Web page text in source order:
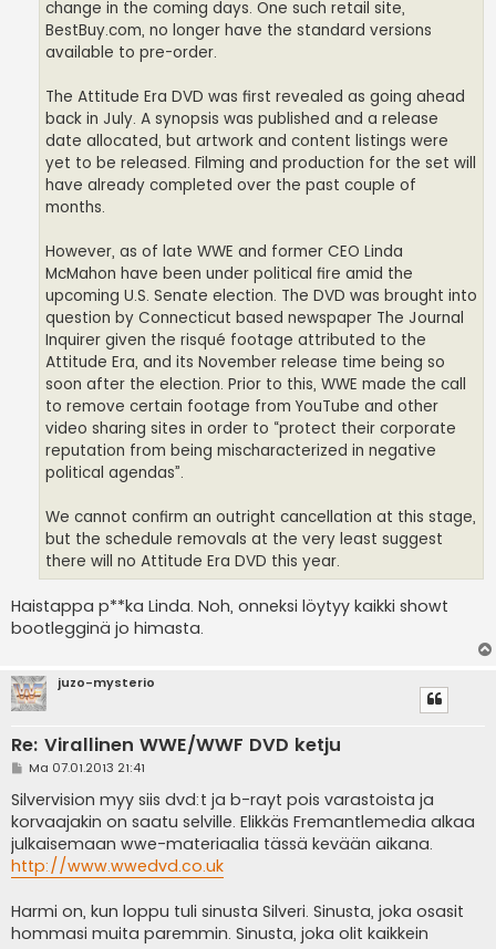
change in the coming days. One such retail site,
BestBuy.com, no longer have the standard versions
available to pre-order.
The Attitude Era DVD was first revealed as going ahead
back in July. A synopsis was published and a release
date allocated, but artwork and content listings were
yet to be released. Filming and production for the set will
have already completed over the past couple of
months.
However, as of late WWE and former CEO Linda
McMahon have been under political fire amid the
upcoming U.S. Senate election. The DVD was brought into
question by Connecticut based newspaper The Journal
Inquirer given the risqué footage attributed to the
Attitude Era, and its November release time being so
soon after the election. Prior to this, WWE made the call
to remove certain footage from YouTube and other
video sharing sites in order to “protect their corporate
reputation from being mischaracterized in negative
political agendas”.
We cannot confirm an outright cancellation at this stage,
but the schedule removals at the very least suggest
there will no Attitude Era DVD this year.
Haistappa p**ka Linda. Noh, onneksi löytyy kaikki showt
bootlegginä jo himasta.
juzo-mysterio
Re: Virallinen WWE/WWF DVD ketju
V
e
s
t
i
Ma 07.01.2013 21:41
Silvervision myy siis dvd:t ja b-rayt pois varastoista ja
korvaajakin on saatu selville. Elikkäs Fremantlemedia alkaa
julkaisemaan wwe-materiaalia tässä kevään aikana.
http://www.wwedvd.co.uk
Harmi on, kun loppu tuli sinusta Silveri. Sinusta, joka osasit
hommasi muita paremmin. Sinusta, joka olit kaikkein